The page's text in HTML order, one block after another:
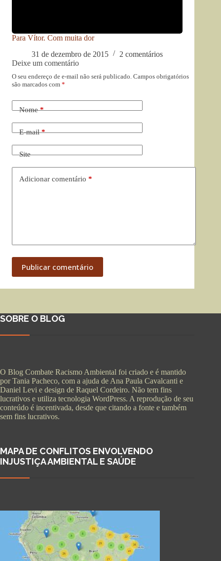
Para Vítor. Com muita dor
31 de dezembro de 2015
2 comentários
Deixe um comentário
O seu endereço de e-mail não será publicado. Campos obrigatórios
são marcados com *
Nome*
E-mail*
Site
Adicionar comentário *
Publicar comentário
SOBRE O BLOG
O Blog Combate Racismo Ambiental foi criado e é mantido
por Tania Pacheco, com a ajuda de Ana Paula Cavalcanti e
Daniel Levi e design de Raquel Cordeiro. Não tem fins
lucrativos e utiliza tecnologia WordPress. A reprodução de seu
conteúdo é incentivada, desde que citando a fonte e também
sem fins lucrativos.
MAPA DE CONFLITOS ENVOLVENDO
INJUSTIÇA AMBIENTAL E SAÚDE